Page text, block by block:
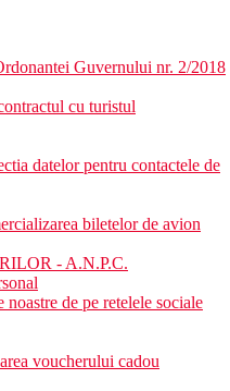
contra cost
la cca 800 m de plaja hotelului
Guvernului nr. 2/2018
cu turistul
datelor pentru contactele de
biletelor de avion
- A.N.P.C.
de pe retelele sociale
voucherului cadou